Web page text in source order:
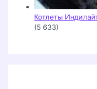
Котлеты
(5 633)